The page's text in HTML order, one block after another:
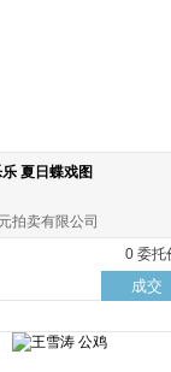
夏日蝶戏图
拍卖有限公司
0 委托
成交